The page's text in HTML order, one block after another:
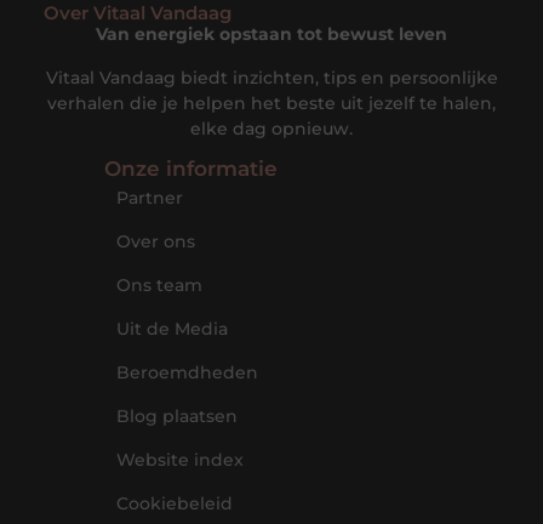
Over Vitaal Vandaag
Van energiek opstaan tot bewust leven
Vitaal Vandaag biedt inzichten, tips en persoonlijke
verhalen die je helpen het beste uit jezelf te halen,
elke dag opnieuw.
Onze informatie
Partner
Over ons
Ons team
Uit de Media
Beroemdheden
Blog plaatsen
Website index
Cookiebeleid